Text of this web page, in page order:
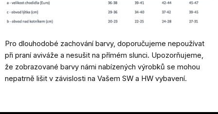
Pro dlouhodobé zachování barvy, doporučujeme nepoužívat
při praní aviváže a nesušit na přímém slunci. Upozorňujeme,
že zobrazované barvy námi nabízených výrobků se mohou
nepatrně lišit v závislosti na Vašem SW a HW vybavení.